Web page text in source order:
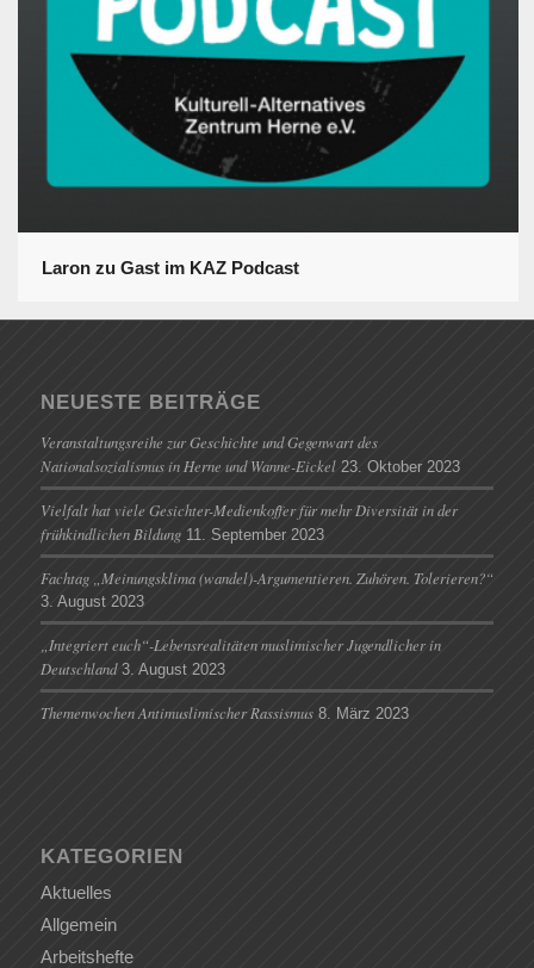
Laron zu Gast im KAZ Podcast
NEUESTE BEITRÄGE
Veranstaltungsreihe zur Geschichte und Gegenwart des
Nationalsozialismus in Herne und Wanne-Eickel 23. Oktober 2023
Vielfalt hat viele Gesichter-Medienkoffer für mehr Diversität in der
frühkindlichen Bildung 11. September 2023
Fachtag „Meinungsklima (wandel)-Argumentieren. Zuhören. Tolerieren?“
3. August 2023
„Integriert euch“-Lebensrealitäten muslimischer Jugendlicher in
Deutschland 3. August 2023
Themenwochen Antimuslimischer Rassismus 8. März 2023
KATEGORIEN
Aktuelles
Allgemein
Arbeitshefte